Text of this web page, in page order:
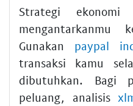
Strategi
Gunakan paypal
transaksi kamu
dibutuhkan. Bagi
peluang, analisis